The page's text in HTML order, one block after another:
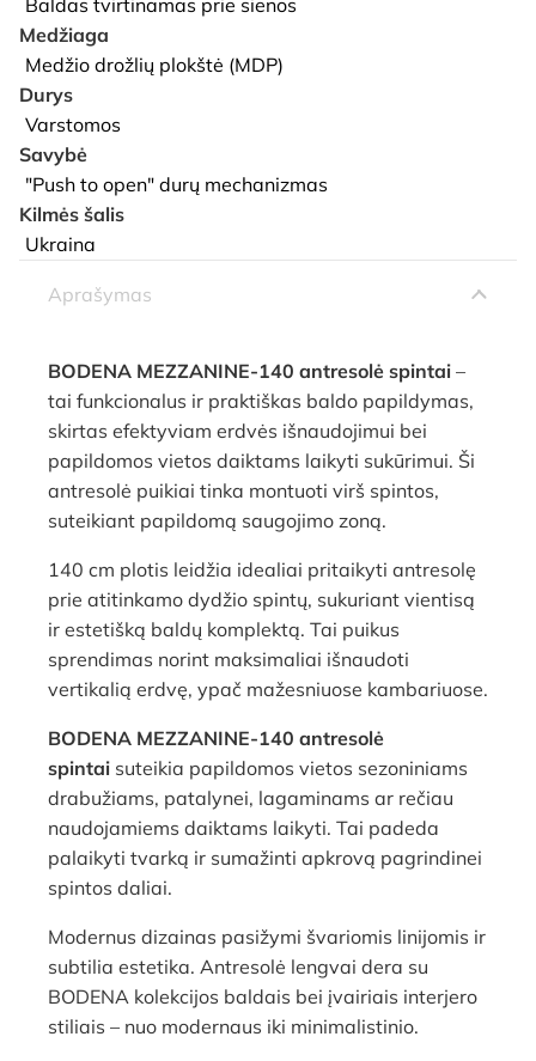
Medžiaga
Medžio drožlių plokštė (MDP)
Durys
Varstomos
Savybė
"Push to open" durų mechanizmas
Kilmės šalis
Ukraina
Aprašymas
BODENA MEZZANINE-140 antresolė spintai –
tai funkcionalus ir praktiškas baldo papildymas,
skirtas efektyviam erdvės išnaudojimui bei
papildomos vietos daiktams laikyti sukūrimui. Ši
antresolė puikiai tinka montuoti virš spintos,
suteikiant papildomą saugojimo zoną.
140 cm plotis leidžia idealiai pritaikyti antresolę
prie atitinkamo dydžio spintų, sukuriant vientisą
ir estetišką baldų komplektą. Tai puikus
sprendimas norint maksimaliai išnaudoti
vertikalią erdvę, ypač mažesniuose kambariuose.
BODENA MEZZANINE-140 antresolė
spintai suteikia papildomos vietos sezoniniams
drabužiams, patalynei, lagaminams ar rečiau
naudojamiems daiktams laikyti. Tai padeda
palaikyti tvarką ir sumažinti apkrovą pagrindinei
spintos daliai.
Modernus dizainas pasižymi švariomis linijomis ir
subtilia estetika. Antresolė lengvai dera su
BODENA kolekcijos baldais bei įvairiais interjero
stiliais – nuo modernaus iki minimalistinio.